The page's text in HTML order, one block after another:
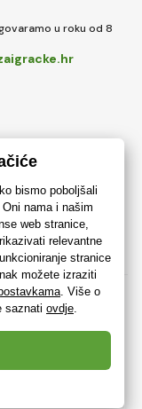
u roku od 8
se
i njihova